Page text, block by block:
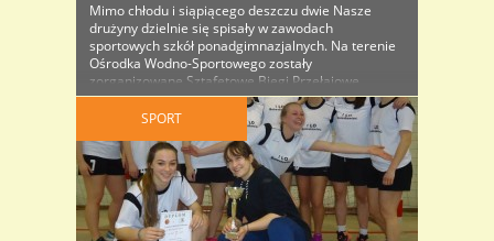
Mimo chłodu i siąpiącego deszczu dwie Nasze
drużyny dzielnie się spisały w zawodach
sportowych szkół ponadgimnazjalnych. Na terenie
Ośrodka Wodno-Sportowego zostały
zorganizowane Sztafetowe Biegi Przełajowe.
Dziewczęta zaciekle walczyły o pierwsze miejsce z
„handlówką” i wyszły z tej walki zwycięsko,
natomiast chłopcy po dobrym początku musieli
uznać wyższość rówieśników z „elektronika” i
„mechanika” zajmując ostatecznie III ..
SPORT